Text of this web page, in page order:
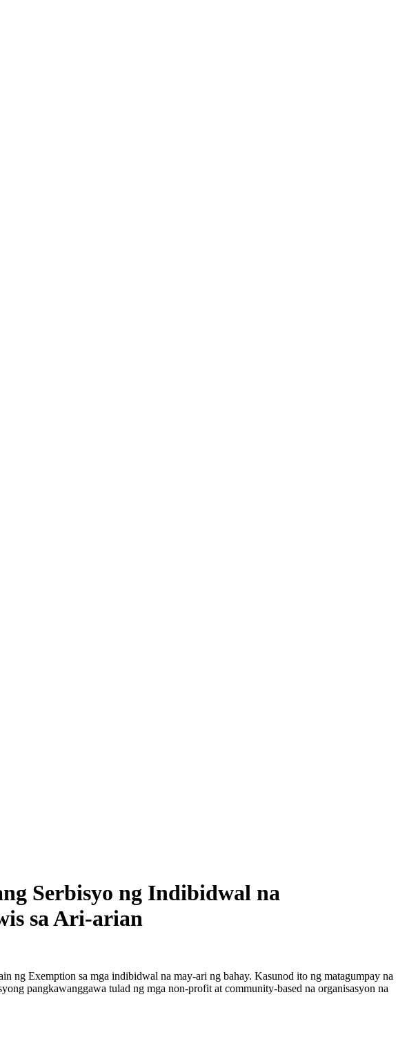
Serbisyo ng Indibidwal na
sa Ari-arian
ng Exemption sa mga indibidwal na may-ari ng bahay. Kasunod ito ng matagumpay na
pangkawanggawa tulad ng mga non-profit at community-based na organisasyon na